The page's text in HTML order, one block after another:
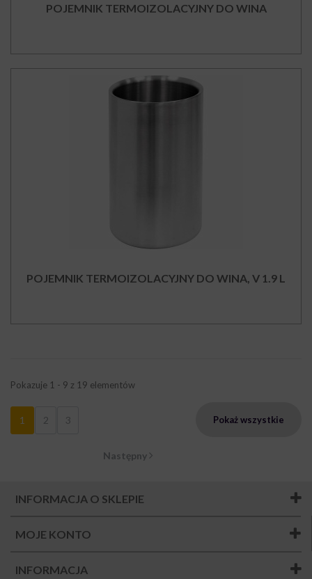
POJEMNIK TERMOIZOLACYJNY DO WINA
POJEMNIK TERMOIZOLACYJNY DO WINA, V 1.9 L
Pokaż wszystkie
1 2 3
Następny
Pokazuje 1 - 9 z 19 elementów
INFORMACJA O SKLEPIE
MOJE KONTO
INFORMACJA